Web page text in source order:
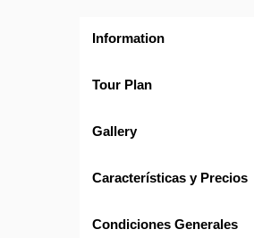
Information
Tour Plan
Gallery
Características y Precios
Condiciones Generales